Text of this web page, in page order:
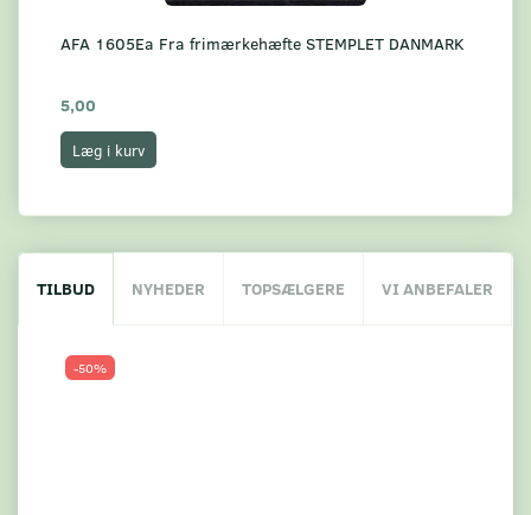
AFA 1605Ea Fra frimærkehæfte STEMPLET DANMARK
5,00
Læg i kurv
TILBUD NYHEDER TOPSÆLGERE VI ANBEFALER
-50%